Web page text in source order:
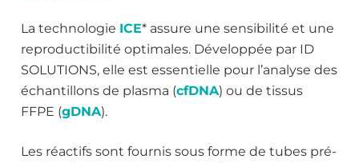
La technologie ICE* assure une sensibilité et une
reproductibilité optimales. Développée par ID
SOLUTIONS, elle est essentielle pour l’analyse des
échantillons de plasma (cfDNA) ou de tissus
FFPE (gDNA).
Les réactifs sont fournis sous forme de tubes pré-